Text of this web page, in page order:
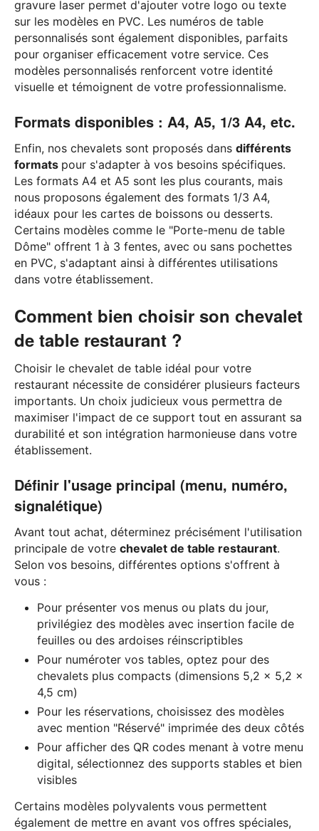
gravure laser permet d'ajouter votre logo ou texte
sur les modèles en PVC. Les numéros de table
personnalisés sont également disponibles, parfaits
pour organiser efficacement votre service. Ces
modèles personnalisés renforcent votre identité
visuelle et témoignent de votre professionnalisme.
Formats disponibles : A4, A5, 1/3 A4, etc.
Enfin, nos chevalets sont proposés dans différents
formats pour s'adapter à vos besoins spécifiques.
Les formats A4 et A5 sont les plus courants, mais
nous proposons également des formats 1/3 A4,
idéaux pour les cartes de boissons ou desserts.
Certains modèles comme le "Porte-menu de table
Dôme" offrent 1 à 3 fentes, avec ou sans pochettes
en PVC, s'adaptant ainsi à différentes utilisations
dans votre établissement.
Comment bien choisir son chevalet
de table restaurant ?
Choisir le chevalet de table idéal pour votre
restaurant nécessite de considérer plusieurs facteurs
importants. Un choix judicieux vous permettra de
maximiser l'impact de ce support tout en assurant sa
durabilité et son intégration harmonieuse dans votre
établissement.
Définir l'usage principal (menu, numéro,
signalétique)
Avant tout achat, déterminez précisément l'utilisation
principale de votre chevalet de table restaurant.
Selon vos besoins, différentes options s'offrent à
vous :
Pour présenter vos menus ou plats du jour,
privilégiez des modèles avec insertion facile de
feuilles ou des ardoises réinscriptibles
Pour numéroter vos tables, optez pour des
chevalets plus compacts (dimensions 5,2 x 5,2 x
4,5 cm)
Pour les réservations, choisissez des modèles
avec mention "Réservé" imprimée des deux côtés
Pour afficher des QR codes menant à votre menu
digital, sélectionnez des supports stables et bien
visibles
Certains modèles polyvalents vous permettent
également de mettre en avant vos offres spéciales,